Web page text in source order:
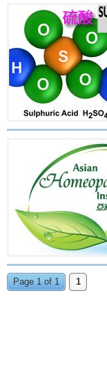
Page 1 of 1 1